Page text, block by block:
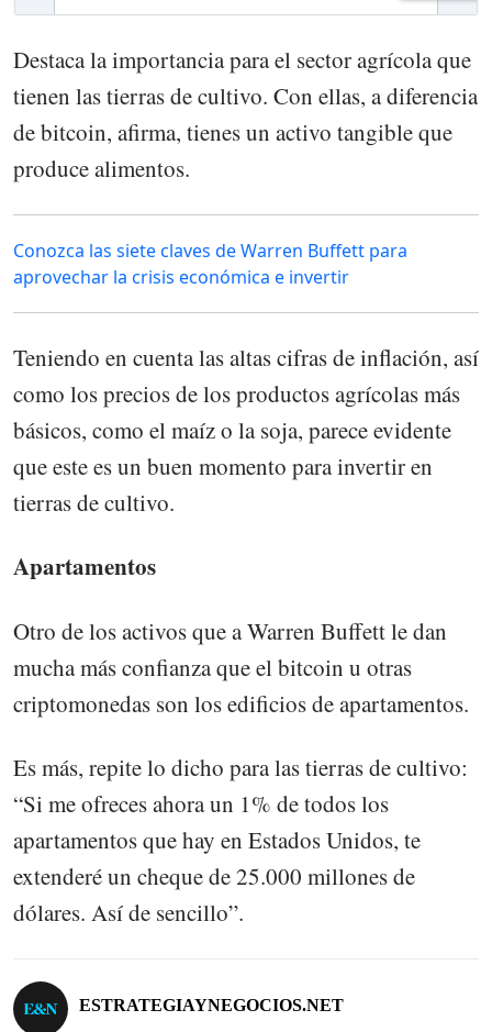
Destaca la importancia para el sector agrícola que
tienen las tierras de cultivo. Con ellas, a diferencia
de bitcoin, afirma, tienes un activo tangible que
produce alimentos.
Conozca las siete claves de Warren Buffett para
aprovechar la crisis económica e invertir
Teniendo en cuenta las altas cifras de inflación, así
como los precios de los productos agrícolas más
básicos, como el maíz o la soja, parece evidente
que este es un buen momento para invertir en
tierras de cultivo.
Apartamentos
Otro de los activos que a Warren Buffett le dan
mucha más confianza que el bitcoin u otras
criptomonedas son los edificios de apartamentos.
Es más, repite lo dicho para las tierras de cultivo:
“Si me ofreces ahora un 1% de todos los
apartamentos que hay en Estados Unidos, te
extenderé un cheque de 25.000 millones de
dólares. Así de sencillo”.
ESTRATEGIAYNEGOCIOS.NET